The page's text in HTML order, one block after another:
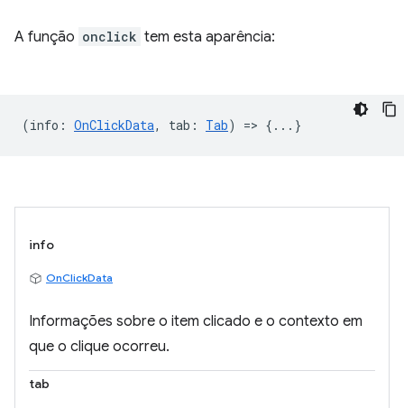
A função onclick tem esta aparência:
(info : OnClickData, tab : Tab) => {...}
info
OnClickData
Informações sobre o item clicado e o contexto em
que o clique ocorreu.
tab